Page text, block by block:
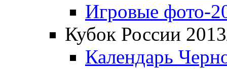
Игровые фото-
Кубок России
Календарь